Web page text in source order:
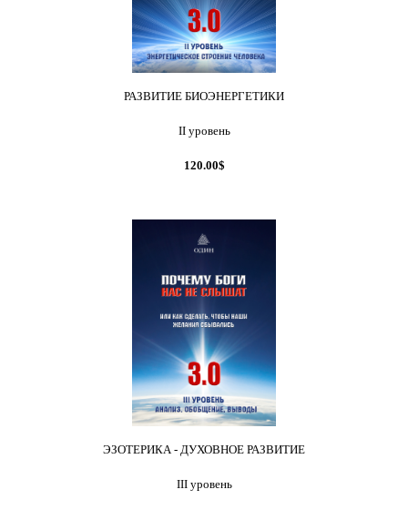
РАЗВИТИЕ БИОЭНЕРГЕТИКИ
II уровень
120.00$
ЭЗОТЕРИКА - ДУХОВНОЕ РАЗВИТИЕ
III уровень